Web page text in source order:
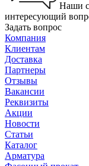
Наши
интересующий
Задать вопрос
Компания
Клиентам
Доставка
Партнеры
Отзывы
Вакансии
Реквизиты
Акции
Новости
Статьи
Каталог
Арматура